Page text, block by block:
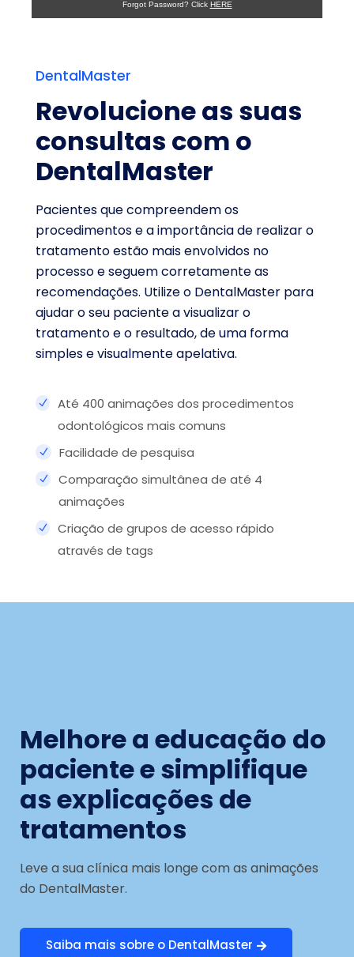
DentalMaster
Revolucione as suas
consultas com o
DentalMaster
Pacientes que compreendem os
procedimentos e a importância de realizar o
tratamento estão mais envolvidos no
processo e seguem corretamente as
recomendações. Utilize o DentalMaster para
ajudar o seu paciente a visualizar o
tratamento e o resultado, de uma forma
simples e visualmente apelativa.
Até 400 animações dos procedimentos
odontológicos mais comuns
Facilidade de pesquisa
Comparação simultânea de até 4
animações
Criação de grupos de acesso rápido
através de tags
Melhore a educação do
paciente e simplifique
as explicações de
tratamentos
Leve a sua clínica mais longe com as animações
do DentalMaster.
Saiba mais sobre o DentalMaster